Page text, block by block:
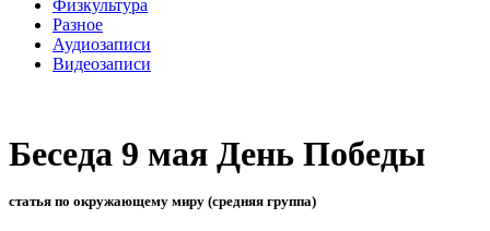
Физкультура
Разное
Аудиозаписи
Видеозаписи
Беседа 9 мая День Победы
статья по окружающему миру (средняя группа)